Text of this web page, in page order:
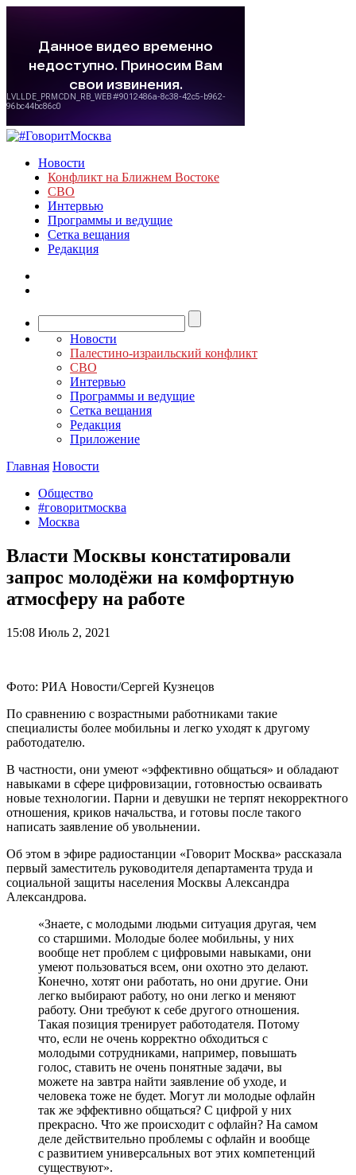
Новости
Конфликт на Ближнем Востоке
СВО
Интервью
Программы и ведущие
Сетка вещания
Редакция
Новости
Палестино-израильский конфликт
СВО
Интервью
Программы и ведущие
Сетка вещания
Редакция
Приложение
Главная Новости
Общество
#говоритмосква
Москва
Власти Москвы констатировали
запрос молодёжи на комфортную
атмосферу на работе
15:08 Июль 2, 2021
Фото: РИА Новости/Сергей Кузнецов
По сравнению с возрастными работниками такие
специалисты более мобильны и легко уходят к другому
работодателю.
В частности, они умеют «эффективно общаться» и обладают
навыками в сфере цифровизации, готовностью осваивать
новые технологии. Парни и девушки не терпят некорректного
отношения, криков начальства, и готовы после такого
написать заявление об увольнении.
Об этом в эфире радиостанции «Говорит Москва» рассказала
первый заместитель руководителя департамента труда и
социальной защиты населения Москвы Александра
Александрова.
«Знаете, с молодыми людьми ситуация другая, чем
со старшими. Молодые более мобильны, у них
вообще нет проблем с цифровыми навыками, они
умеют пользоваться всем, они охотно это делают.
Конечно, хотят они работать, но они другие. Они
легко выбирают работу, но они легко и меняют
работу. Они требуют к себе другого отношения.
Такая позиция тренирует работодателя. Потому
что, если не очень корректно обходиться с
молодыми сотрудниками, например, повышать
голос, ставить не очень понятные задачи, вы
можете на завтра найти заявление об уходе, и
человека тоже не будет. Могут ли молодые офлайн
так же эффективно общаться? С цифрой у них
прекрасно. Что же происходит с офлайн? На самом
деле действительно проблемы с офлайн и вообще
с развитием универсальных вот этих компетенций
существуют».